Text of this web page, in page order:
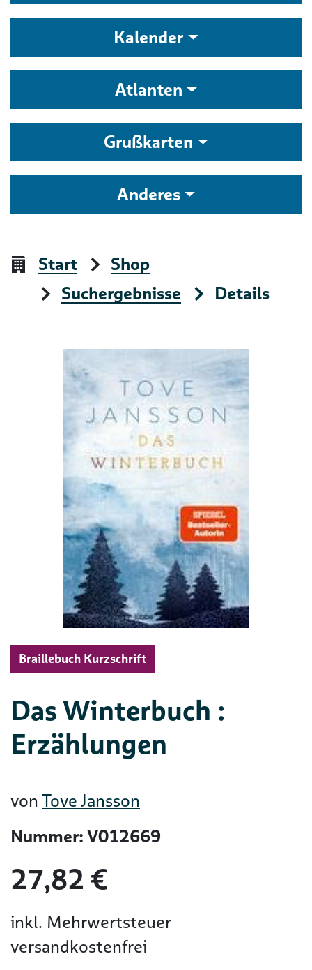
Kalender
Atlanten
Grußkarten
Anderes
Start
Shop
Suchergebnisse
Details
Braillebuch Kurzschrift
Das Winterbuch :
Erzählungen
vonTove Jansson
Nummer: V012669
27,82 €
inkl. Mehrwertsteuer
versandkostenfrei